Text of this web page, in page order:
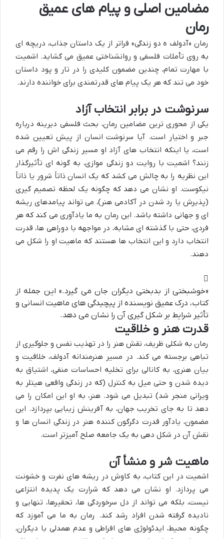
مضامین اصلی و پیام های عمیق
رمان
رمان «آدولف ه دو زندگی» فراتر از یک داستان جذاب، دریچه ای
به روی تأملات فلسفی و روانشناختی عمیق می گشاید. اشمیت
با مهارت تمام، چندین مضمون کلیدی را در تار و پود داستان
خود می تند که هر یک پیام های قدرتمندی برای خواننده دارند.
سرنوشت در برابر انتخاب آزاد
یکی از محوری ترین مضامین رمان، بحث فلسفی دیرینه درباره
جبر و اختیار است. آیا سرنوشت انسان از پیش تعیین شده
است، یا اینکه انتخاب های آزاد او مسیر زندگی اش را رقم می
زنند؟ اشمیت با روایت دو زندگی موازی، به گونه ای تأثیرگذار
این نظریه را به چالش می کشد که یک انسان ذاتاً شرور یا ذاتاً
نیکوست. او نشان می دهد که چگونه یک لحظه تصمیم گیری
(پذیرش یا رد شدن در آکادمی هنر)، می تواند پیامدهای ریشه
ای و جهانی داشته باشد. این رمان به ما یادآوری می کند که هر
فردی، حتی با گذشته ای مشابه، در مواجهه با دوراهی ها، قدرت
انتخاب دارد و این انتخاب ها هستند که ماهیت او را شکل می
دهند.
«خوشبختی از بدبختی دیگران جان می گیرد.» این جمله از
کتاب، درک عمیق نویسنده از پیچیدگی های ماهیت انسانی و
تأثیر شرایط بر شکل گیری آن را نشان می دهد.
قدرت هنر و خلاقیت
رمان به شکلی ظریف، نقش هنر را در تهذیب نفس و جلوگیری از
تباهی برجسته می کند. در مسیر هنرمندانه آدولف، خلاقیت و
بیان هنری، به کانالی برای تخلیه احساسات منفی، اشتیاق به
دیده شدن و حتی میل به کنترل (که در زندگی واقعی هیتلر به
ویرانی منجر شد) تبدیل می شود. هنر، به او این امکان را می
دهد تا به جای تخریب جهان، به آفرینش زیبایی بپردازد. این
مضمون، یادآور قدرت دگرگون کننده هنر در زندگی انسان ها و
نقش آن در شکل دهی به یک جامعه صلح آمیزتر است.
ماهیت شر و منشأ آن
اشمیت در این کتاب، به کاوش در ریشه های نفرت و خشونت
می پردازد. او نشان می دهد که شرارت یک پدیده انتزاعی
نیست، بلکه می تواند از دل سرخوردگی ها، تحقیرها، تنهایی و
نادیده گرفته شدن افراد رشد کند. رمان به ما می آموزد که
چگونه محیط، ایدئولوژی های افراطی و عدم همدلی با دیگران،